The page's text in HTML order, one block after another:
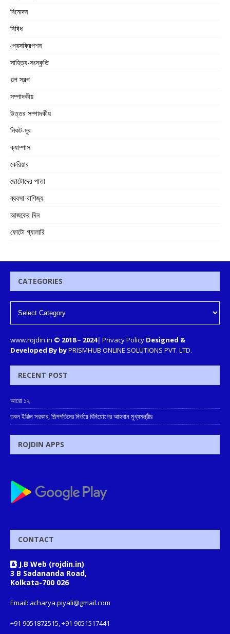
বিনোদন
বিবিধ
প্রেসক্রিপশন
সাহিত্য-সংস্কৃতি
গল্প স্বল্প
সম্পাদকীয়
উত্তর সম্পাদকীয়
নিকট-দূর
ক্যাম্পাস
কেরিয়ার
ছোটোদের পাতা
ব্যবসা-বাণিজ্য
আজকের দিন
ফোটো গ্যালারি
CATEGORIES
www.rojdin.in © 2018– 2024| Privacy Policy Designed &
Developed By byPRISMHUB ONLINE SOLUTIONS PVT. LTD.
RECENT POST
আরো ১২
ডবল ইঞ্জিন সরকার, শিল্পপতিদের নির্ভয়ে বিনিয়োগের আহবান মুখ্যমন্ত্রীর
ROJDIN APPS
CONTACT
J.B Web (rojdin.in)
3 B Sadananda Road,
Kolkata-700 026
Email: acharya.piyali@gmail.com
+91 9051872515, +91 9051517441